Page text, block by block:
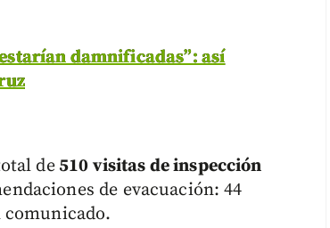
damnificadas”: así
de510 visitas de inspección
de evacuación: 44
comunicado.